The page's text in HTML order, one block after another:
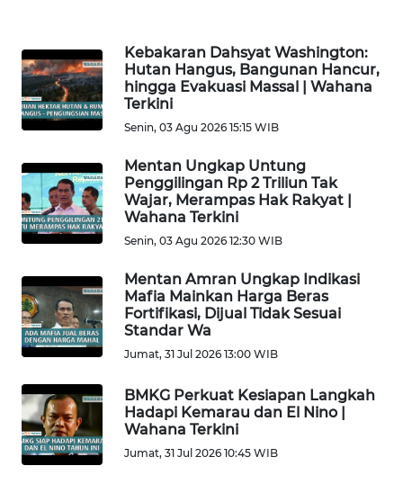
Kebakaran Dahsyat Washington:
Hutan Hangus, Bangunan Hancur,
hingga Evakuasi Massal | Wahana
Terkini
Senin, 03 Agu 2026 15:15 WIB
Mentan Ungkap Untung
Penggilingan Rp 2 Triliun Tak
Wajar, Merampas Hak Rakyat |
Wahana Terkini
Senin, 03 Agu 2026 12:30 WIB
Mentan Amran Ungkap Indikasi
Mafia Mainkan Harga Beras
Fortifikasi, Dijual Tidak Sesuai
Standar Wa
Jumat, 31 Jul 2026 13:00 WIB
BMKG Perkuat Kesiapan Langkah
Hadapi Kemarau dan El Nino |
Wahana Terkini
Jumat, 31 Jul 2026 10:45 WIB
WN
SULBAR
BABEL
WN
SUMBAR
WN
SUMSEL
WN
WN
LAMPUNG